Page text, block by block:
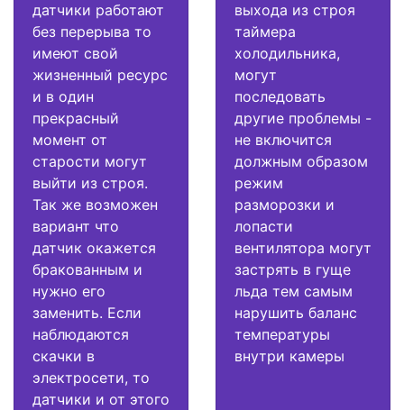
датчики работают
без перерыва то
имеют свой
жизненный ресурс
и в один
прекрасный
момент от
старости могут
выйти из строя.
Так же возможен
вариант что
датчик окажется
бракованным и
нужно его
заменить. Если
наблюдаются
скачки в
электросети, то
датчики и от этого
выхода из строя
таймера
холодильника,
могут
последовать
другие проблемы -
не включится
должным образом
режим
разморозки и
лопасти
вентилятора могут
застрять в гуще
льда тем самым
нарушить баланс
температуры
внутри камеры